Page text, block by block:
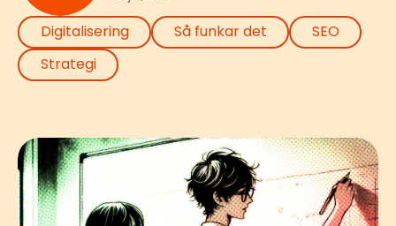
Digitalisering Så funkar det
SEO
Strategi